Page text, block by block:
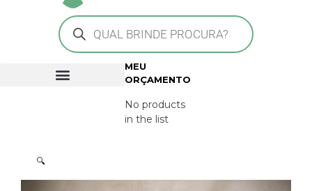
MEU
ORÇAMENTO
No products
in the list
🔍